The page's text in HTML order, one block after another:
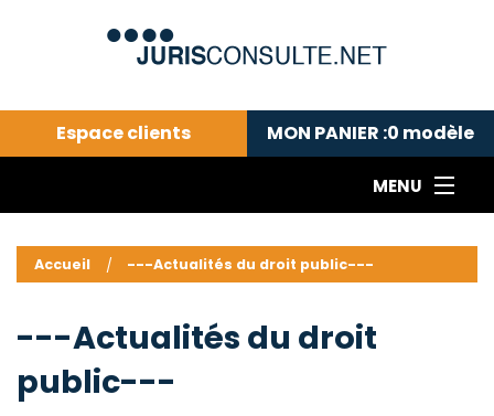
Espace clients MON PANIER :0 modèle
MENU
---Actualités du droit public---
Droit pénal---
Droit privé ---
Abonnement aux actualités
Accueil ---Actualités du droit public---
---Actualités du droit
public---